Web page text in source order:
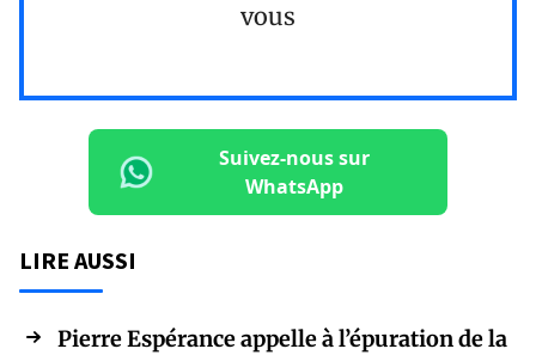
vous
Suivez-nous sur
WhatsApp
LIRE AUSSI
Pierre Espérance appelle à l’épuration de la